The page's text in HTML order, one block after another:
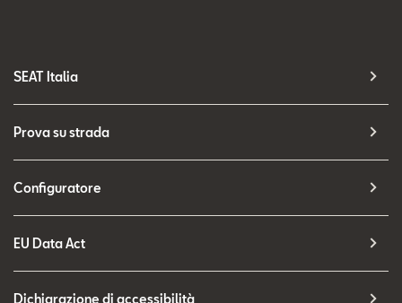
SEAT Italia
Prova su strada
Configuratore
EU Data Act
Dichiarazione di accessibilità